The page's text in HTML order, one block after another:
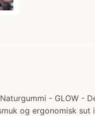
- GLOW -
og ergonomisk